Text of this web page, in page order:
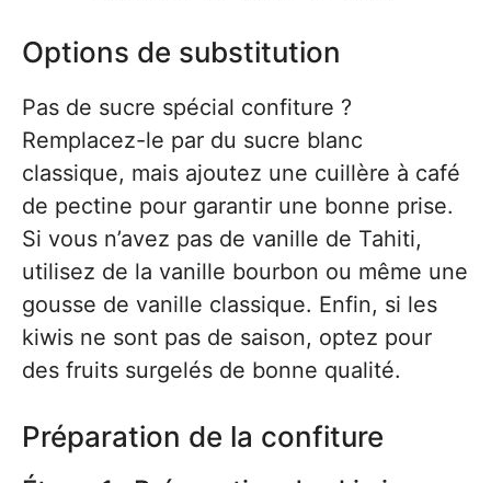
Options de substitution
Pas de sucre spécial confiture ?
Remplacez-le par du sucre blanc
classique, mais ajoutez une cuillère à café
de pectine pour garantir une bonne prise.
Si vous n’avez pas de vanille de Tahiti,
utilisez de la vanille bourbon ou même une
gousse de vanille classique. Enfin, si les
kiwis ne sont pas de saison, optez pour
des fruits surgelés de bonne qualité.
Préparation de la confiture